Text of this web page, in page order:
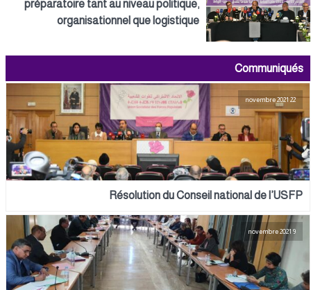
préparatoire tant au niveau politique,
organisationnel que logistique
Communiqués
22 novembre 2021
Résolution du Conseil national de l’USFP